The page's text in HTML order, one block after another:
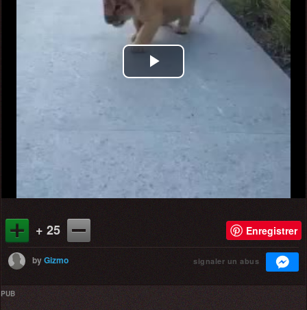
Play
+ 25 Enregistrer
byGizmo signaler un abus
PUB